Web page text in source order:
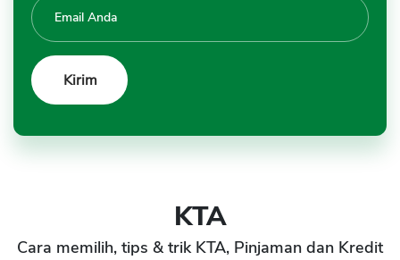
KTA
Cara memilih, tips & trik KTA, Pinjaman dan Kredit